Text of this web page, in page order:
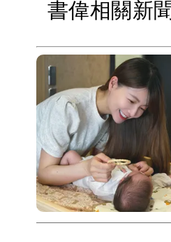
書偉相關新